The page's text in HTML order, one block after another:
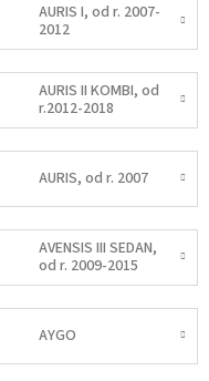
AURIS I, od r. 2007-
2012
AURIS II KOMBI, od
r.2012-2018
AURIS, od r. 2007
AVENSIS III SEDAN,
od r. 2009-2015
AYGO